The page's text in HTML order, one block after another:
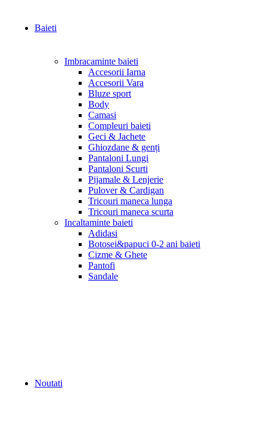
Baieti
Imbracaminte baieti
Accesorii Iarna
Accesorii Vara
Bluze sport
Body
Camasi
Compleuri baieti
Geci & Jachete
Ghiozdane & genți
Pantaloni Lungi
Pantaloni Scurti
Pijamale & Lenjerie
Pulover & Cardigan
Tricouri maneca lunga
Tricouri maneca scurta
Incaltaminte baieti
Adidasi
Botosei&papuci 0-2 ani baieti
Cizme & Ghete
Pantofi
Sandale
Noutati